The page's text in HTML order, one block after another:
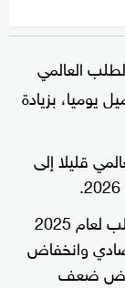
العالمي
ككل إلى 740 ألف برميل يوميا، بزيادة
قليلا إلى
وأشارت الوكالة إلى أن رفع توقعات نمو الطلب لعام 2025
وانخفاض
ضعف